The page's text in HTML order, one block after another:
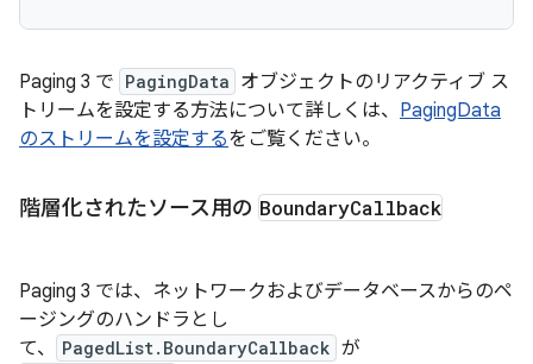
Paging 3 で PagingData オブジェクトのリアクティブ ス
トリームを設定する方法について詳しくは、 PagingData
のストリームを設定するをご覧ください。
階層化されたソース用の BoundaryCallback
Paging 3 では、ネットワークおよびデータベースからのペ
ージングのハンドラとし
て、
PagedList.BoundaryCallback が